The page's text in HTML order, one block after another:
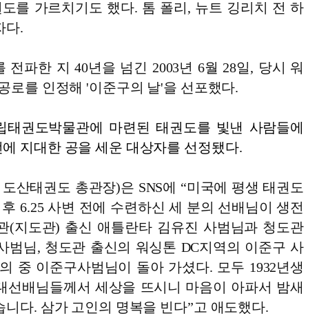
를 가르치기도 했다. 톰 폴리, 뉴트 깅리치 전 하
다.
전파한 지 40년을 넘긴 2003년 6월 28일, 당시 워
로를 인정해 '이준구의 날'을 선포했다.
태권도박물관에 마련된 태권도를 빛낸 사람들에
지대한 공을 세운 대상자를 선정됐다.
산태권도 총관장)은 SNS에 “미국에 평생 태권도
6.25 사변 전에 수련하신 세 분의 선배님이 생전
(지도관) 출신 애틀란타 김유진 사범님과 청도관
범님, 청도관 출신의 워싱톤 DC지역의 이준구 사
중 이준구사범님이 돌아 가셨다. 모두 1932년생
선배님들께서 세상을 뜨시니 마음이 아파서 밤새
니다. 삼가 고인의 명복을 빈다”고 애도했다.